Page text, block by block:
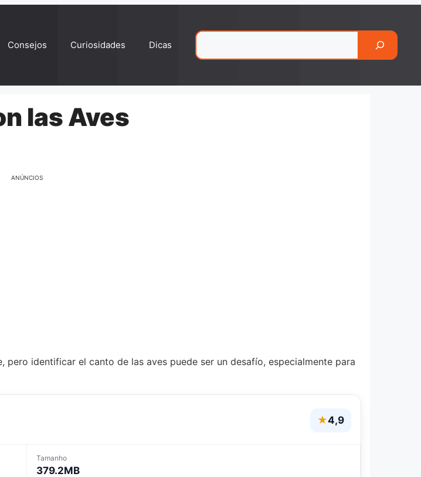
Consejos Curiosidades Dicas
las Aves
ANÚNCIOS
identificar el canto de las aves puede ser un desafío, especialmente para
★4,9
Tamanho
379.2MB